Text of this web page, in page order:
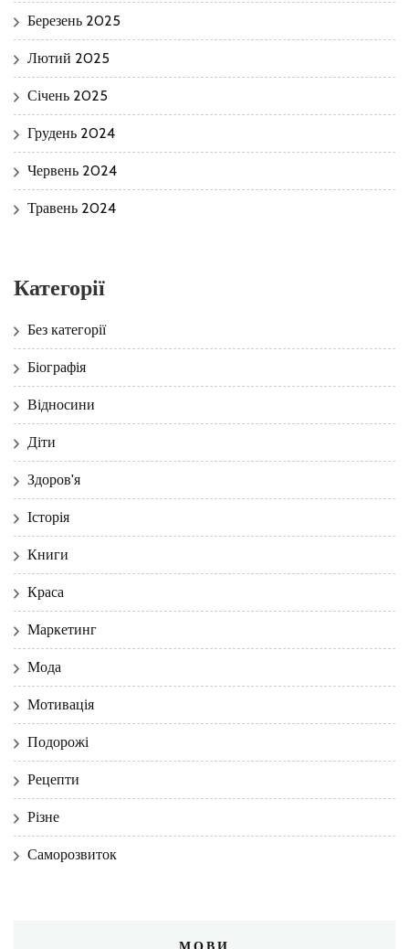
Березень 2025
Лютий 2025
Січень 2025
Грудень 2024
Червень 2024
Травень 2024
Категорії
Без категорії
Біографія
Відносини
Діти
Здоров'я
Історія
Книги
Краса
Маркетинг
Мода
Мотивація
Подорожі
Рецепти
Різне
Саморозвиток